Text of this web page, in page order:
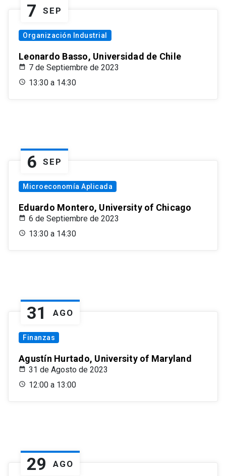
7 SEP
Organización Industrial
Leonardo Basso, Universidad de Chile
7 de Septiembre de 2023
13:30 a 14:30
6 SEP
Microeconomía Aplicada
Eduardo Montero, University of Chicago
6 de Septiembre de 2023
13:30 a 14:30
31 AGO
Finanzas
Agustín Hurtado, University of Maryland
31 de Agosto de 2023
12:00 a 13:00
29 AGO